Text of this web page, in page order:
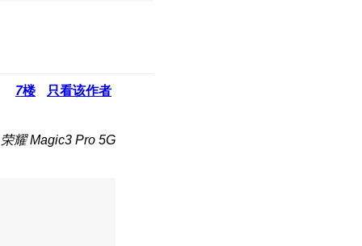
7楼 只看该作者
耀 Magic3 Pro 5G